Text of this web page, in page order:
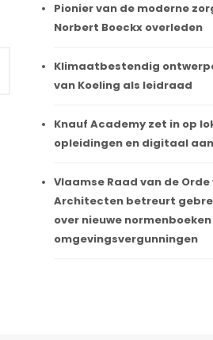
Pionier van de moderne
Norbert Boeckx overleden
Klimaatbestendig
van Koeling als leidraad
Knauf Academy zet in op
opleidingen en digitaal
Vlaamse Raad van de Orde
Architecten betreurt
over nieuwe
omgevingsvergunningen